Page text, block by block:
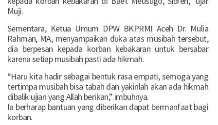
Muji.
Sementara, Ketua Umum DPW BKPRMI Aceh Dr. Mulia
Rahman, MA, menyampaikan duka atas musibah tersebut,
dia berpesan kepada korban kebakaran untuk bersabar
karena setiap musibah pasti ada hikmah.
“Haru kita hadir sebagai bentuk rasa empati, semoga yang
tertimpa musibah bisa tabah dan yakinlah akan ada hikmah
dibalik ujian yang Allah berikan,” imbuhnya.
Ia berharap bantuan yang diberikan dapat bermanfaat bagi
korban.